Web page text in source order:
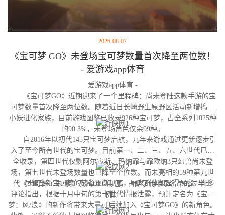
2026-08-07
《宝可梦 GO》未登场宝可梦数量首次降至两位数！
- 爱游戏app体育
爱游戏app体育 -
《宝可梦GO》近期迎来了一个里程碑：尚未登陆这款手游的宝
可梦数量首次降至两位数。随着近日长崎野生原野区活动新增捣蛋
小妖进化家族，目前游戏图鉴已收录926种宝可梦，占全系列1025种
的90.3%，未登场角色仅余99种。
自2016年以初代145只宝可梦启航，九年来游戏通过更新逐步引
入了至今所有世代的宝可梦。目前第一、二、三、五、六世代已完
全收录，第四世代仅剩阿尔宙斯、玛纳霏与霏欧纳3只幻兽尚未登
场，第七世代未登场数量也已降至个位数。而未亮相的59种第九世
代《宝可梦：朱/紫》及其DLC角色，占据了待收录名单的过半比
例。
尽管全新宝可梦的储备逐渐见底，玩家群体却显得从容。许多
评论指出，根据十月中旬的第十世代情报泄露，预计定名为《宝可
梦：风/浪》的新作将带来大量可后续加入《宝可梦GO》的新角色。